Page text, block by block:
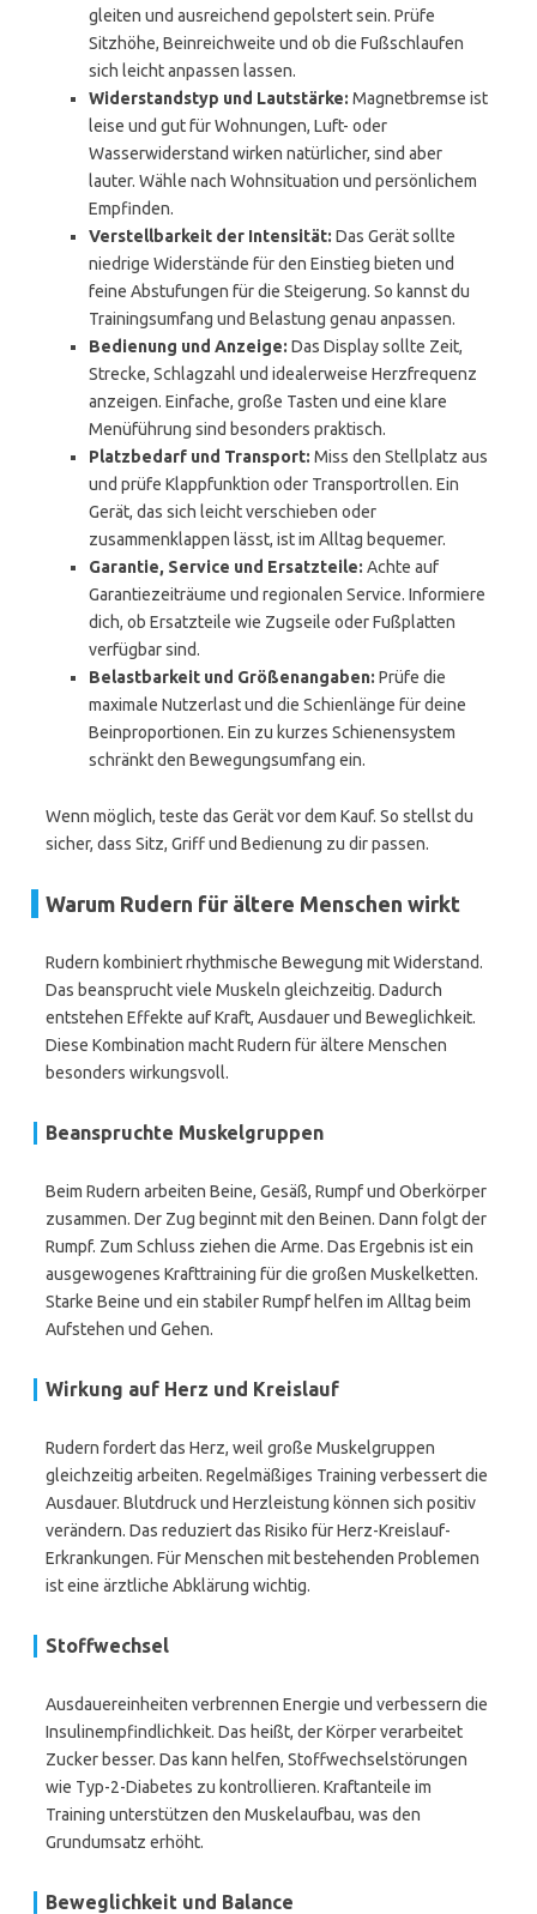
gleiten und ausreichend gepolstert sein. Prüfe
Sitzhöhe, Beinreichweite und ob die Fußschlaufen
sich leicht anpassen lassen.
Widerstandstyp und Lautstärke: Magnetbremse ist
leise und gut für Wohnungen, Luft- oder
Wasserwiderstand wirken natürlicher, sind aber
lauter. Wähle nach Wohnsituation und persönlichem
Empfinden.
Verstellbarkeit der Intensität: Das Gerät sollte
niedrige Widerstände für den Einstieg bieten und
feine Abstufungen für die Steigerung. So kannst du
Trainingsumfang und Belastung genau anpassen.
Bedienung und Anzeige: Das Display sollte Zeit,
Strecke, Schlagzahl und idealerweise Herzfrequenz
anzeigen. Einfache, große Tasten und eine klare
Menüführung sind besonders praktisch.
Platzbedarf und Transport: Miss den Stellplatz aus
und prüfe Klappfunktion oder Transportrollen. Ein
Gerät, das sich leicht verschieben oder
zusammenklappen lässt, ist im Alltag bequemer.
Garantie, Service und Ersatzteile: Achte auf
Garantiezeiträume und regionalen Service. Informiere
dich, ob Ersatzteile wie Zugseile oder Fußplatten
verfügbar sind.
Belastbarkeit und Größenangaben: Prüfe die
maximale Nutzerlast und die Schienlänge für deine
Beinproportionen. Ein zu kurzes Schienensystem
schränkt den Bewegungsumfang ein.
Wenn möglich, teste das Gerät vor dem Kauf. So stellst du
sicher, dass Sitz, Griff und Bedienung zu dir passen.
Warum Rudern für ältere Menschen wirkt
Rudern kombiniert rhythmische Bewegung mit Widerstand.
Das beansprucht viele Muskeln gleichzeitig. Dadurch
entstehen Effekte auf Kraft, Ausdauer und Beweglichkeit.
Diese Kombination macht Rudern für ältere Menschen
besonders wirkungsvoll.
Beanspruchte Muskelgruppen
Beim Rudern arbeiten Beine, Gesäß, Rumpf und Oberkörper
zusammen. Der Zug beginnt mit den Beinen. Dann folgt der
Rumpf. Zum Schluss ziehen die Arme. Das Ergebnis ist ein
ausgewogenes Krafttraining für die großen Muskelketten.
Starke Beine und ein stabiler Rumpf helfen im Alltag beim
Aufstehen und Gehen.
Wirkung auf Herz und Kreislauf
Rudern fordert das Herz, weil große Muskelgruppen
gleichzeitig arbeiten. Regelmäßiges Training verbessert die
Ausdauer. Blutdruck und Herzleistung können sich positiv
verändern. Das reduziert das Risiko für Herz-Kreislauf-
Erkrankungen. Für Menschen mit bestehenden Problemen
ist eine ärztliche Abklärung wichtig.
Stoffwechsel
Ausdauereinheiten verbrennen Energie und verbessern die
Insulinempfindlichkeit. Das heißt, der Körper verarbeitet
Zucker besser. Das kann helfen, Stoffwechselstörungen
wie Typ-2-Diabetes zu kontrollieren. Kraftanteile im
Training unterstützen den Muskelaufbau, was den
Grundumsatz erhöht.
Beweglichkeit und Balance